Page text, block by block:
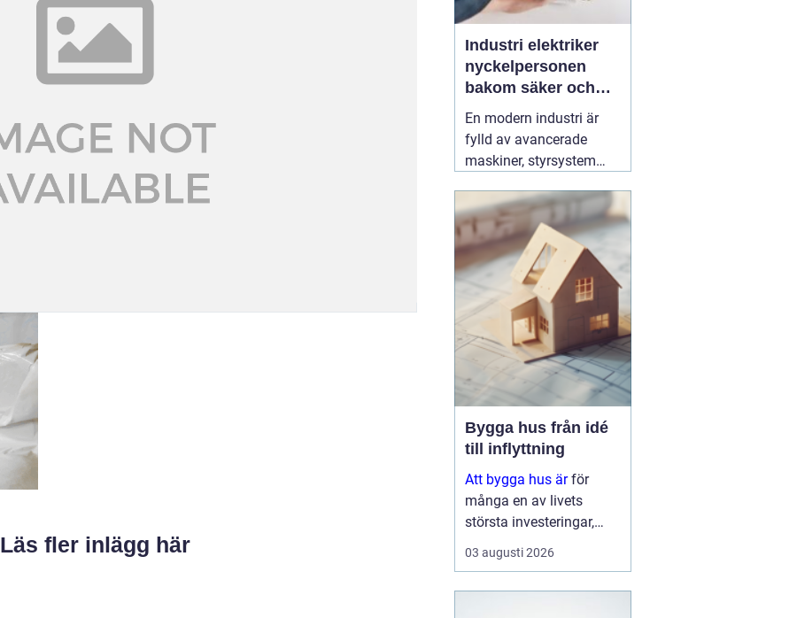
Läs fler inlägg här
Industri elektriker
nyckelpersonen
bakom säker och
effektiv produktion
En modern industri är
fylld av avancerade
maskiner, styrsystem
elnätet. För att allt ska
fungera tryggt, effektivt
och utan oväntade stopp
behövs en specialist
som förstår både
elteknik och
produktionens krav. Här
03 augusti 2026
Bygga hus från idé
till inflyttning
Att bygga hus ärför
många en av livets
största investeringar,
både känslomässigt och
ekonomiskt. Drömmen
03 augusti 2026